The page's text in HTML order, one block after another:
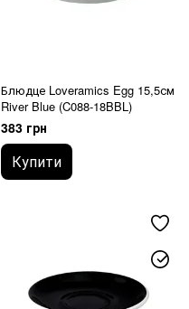
Блюдце Loveramics Egg 15,5см
River Blue (C088-18BBL)
383 грн
Купити